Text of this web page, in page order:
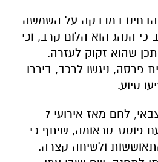
סיוע.
הנהג, לוחם בשירות צבאי, לחם מאז אירועי 7
פוסט-טראומה, שיתף כי
ולשיחה קצרה.
ולחוויות שעבר.